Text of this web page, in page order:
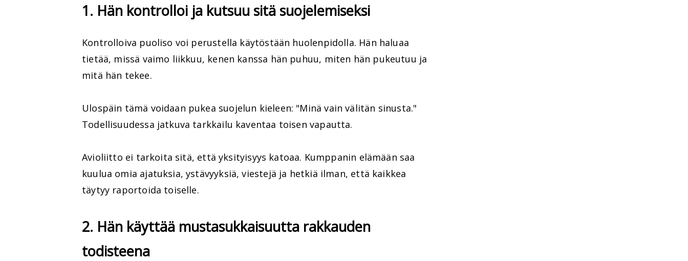
1. Hän kontrolloi ja kutsuu sitä suojelemiseksi
Kontrolloiva puoliso voi perustella käytöstään huolenpidolla. Hän haluaa
tietää, missä vaimo liikkuu, kenen kanssa hän puhuu, miten hän pukeutuu ja
mitä hän tekee.
Ulospäin tämä voidaan pukea suojelun kieleen: "Minä vain välitän sinusta."
Todellisuudessa jatkuva tarkkailu kaventaa toisen vapautta.
Avioliitto ei tarkoita sitä, että yksityisyys katoaa. Kumppanin elämään saa
kuulua omia ajatuksia, ystävyyksiä, viestejä ja hetkiä ilman, että kaikkea
täytyy raportoida toiselle.
2. Hän käyttää mustasukkaisuutta rakkauden
todisteena